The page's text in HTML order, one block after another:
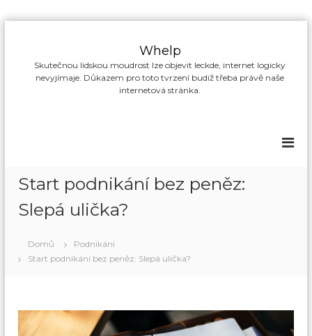
Whelp
Skutečnou lidskou moudrost lze objevit leckde, internet logicky
nevyjímaje. Důkazem pro toto tvrzení budiž třeba právě naše
internetová stránka.
Start podnikání bez peněz:
Slepá ulička?
Domů
Podnikání
Start podnikání bez peněz: Slepá ulička?